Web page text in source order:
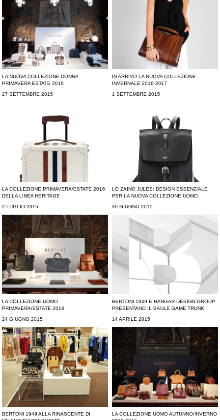
LA NUOVA COLLEZIONE DONNA
PRIMAVERA ESTATE 2016
27 SETTEMBRE 2015
IN ARRIVO LA NUOVA COLLEZIONE
INVERNALE 2016-2017
1 SETTEMBRE 2015
LA COLLEZIONE PRIMAVERA/ESTATE 2016
DELLA LINEA HERITAGE
2 LUGLIO 2015
LO ZAINO JULES: DESIGN ESSENZIALE
PER LA NUOVA COLLEZIONE UOMO
30 GIUGNO 2015
LA COLLEZIONE UOMO
PRIMAVERA/ESTATE 2016
24 GIUGNO 2015
BERTONI 1949 E HANGAR DESIGN GROUP
PRESENTANO IL BAULE GAME TRUNK
14 APRILE 2015
BERTONI 1949 ALLA RINASCENTE DI
LA COLLEZIONE UOMO AUTUNNO/INVERNO